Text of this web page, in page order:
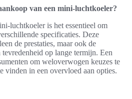
van een mini-luchtkoeler?
luchtkoeler is het essentieel om
specificaties. Deze
de prestaties, maar ook de
op lange termijn. Een
om weloverwogen keuzes te
vinden in een overvloed aan opties.